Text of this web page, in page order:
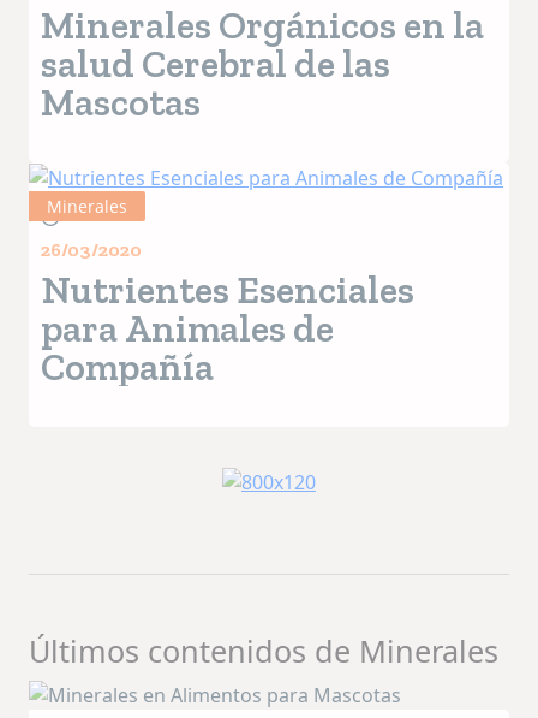
Minerales Orgánicos en la
salud Cerebral de las
Mascotas
Minerales
3+ MIN
26/03/2020
Nutrientes Esenciales
para Animales de
Compañía
Últimos contenidos de Minerales